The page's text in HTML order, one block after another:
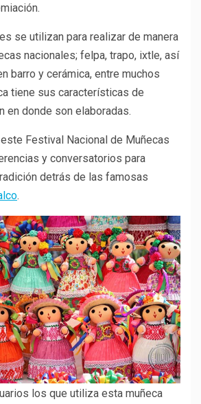
se utilizan para realizar de manera
nacionales; felpa, trapo, ixtle, así
barro y cerámica, entre muchos
tiene sus características de
en donde son elaboradas.
Festival Nacional de Muñecas
y conversatorios para
detrás de las famosas
.
los que utiliza esta muñeca